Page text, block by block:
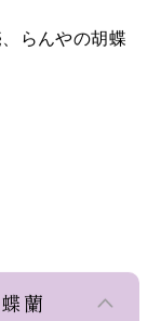
らんやの胡蝶
蘭